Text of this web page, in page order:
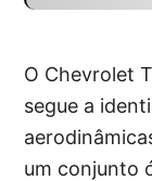
O Chevrolet
segue a
um conjunto